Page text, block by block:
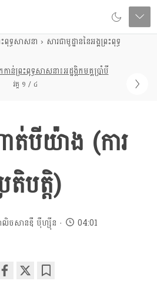
ពុទ្ធសាសនា › សារជាមូដ្ឋាននៃអង្គព្រះពុទ្ធ
ាន់ព្រះពុទ្ធសាសនា៖អដ្ឋង្គិកមគ្គប្រាំបី
វគ្គ ១ / ៤
ត់បីយ៉ាង (ការ
តិបត្តិ)
ចសានឌឺ បុឺហ្សុីន 04:01